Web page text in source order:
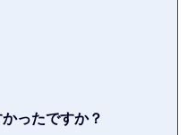
ったですか？